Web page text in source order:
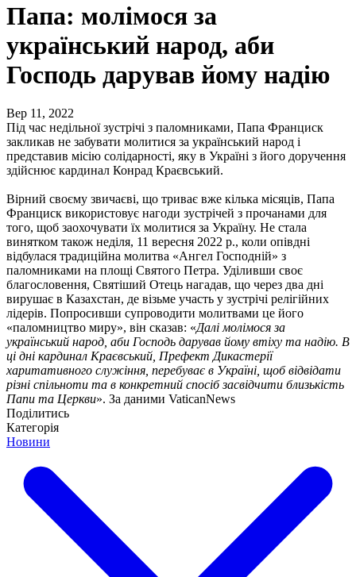
Папа: молімося за
український народ, аби
Господь дарував йому надію
Вер 11, 2022
Під час недільної зустрічі з паломниками, Папа Франциск
закликав не забувати молитися за український народ і
представив місію солідарності, яку в Україні з його доручення
здійснює кардинал Конрад Краєвський.
Вірний своєму звичаєві, що триває вже кілька місяців, Папа
Франциск використовує нагоди зустрічей з прочанами для
того, щоб заохочувати їх молитися за Україну. Не стала
винятком також неділя, 11 вересня 2022 р., коли опівдні
відбулася традиційна молитва «Ангел Господній» з
паломниками на площі Святого Петра. Уділивши своє
благословення, Святіший Отець нагадав, що через два дні
вирушає в Казахстан, де візьме участь у зустрічі релігійних
лідерів. Попросивши супроводити молитвами це його
«паломництво миру», він сказав: «Далі молімося за
український народ, аби Господь дарував йому втіху та надію. В
ці дні кардинал Краєвський, Префект Дикастерії
харитативного служіння, перебуває в Україні, щоб відвідати
різні спільноти та в конкретний спосіб засвідчити близькість
Папи та Церкви». За даними VaticanNews
Поділитись
Категорія
Новини